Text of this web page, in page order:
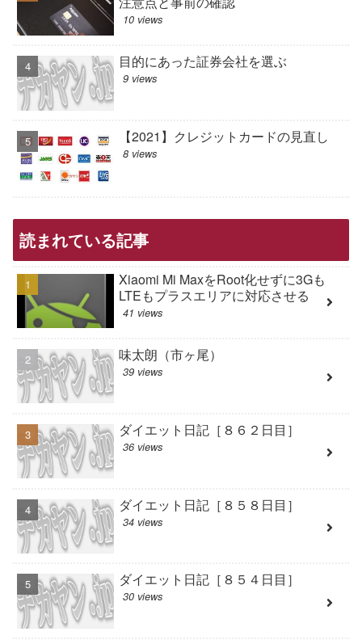
10 views
目的にあった証券会社を選ぶ
9 views
【2021】クレジットカードの見直し
8 views
読まれている記事
Xiaomi Mi MaxをRoot化せずに3Gも
LTEもプラスエリアに対応させる
41 views
味太朗（市ヶ尾）
39 views
ダイエット日記［８６２日目］
36 views
ダイエット日記［８５８日目］
34 views
ダイエット日記［８５４日目］
30 views